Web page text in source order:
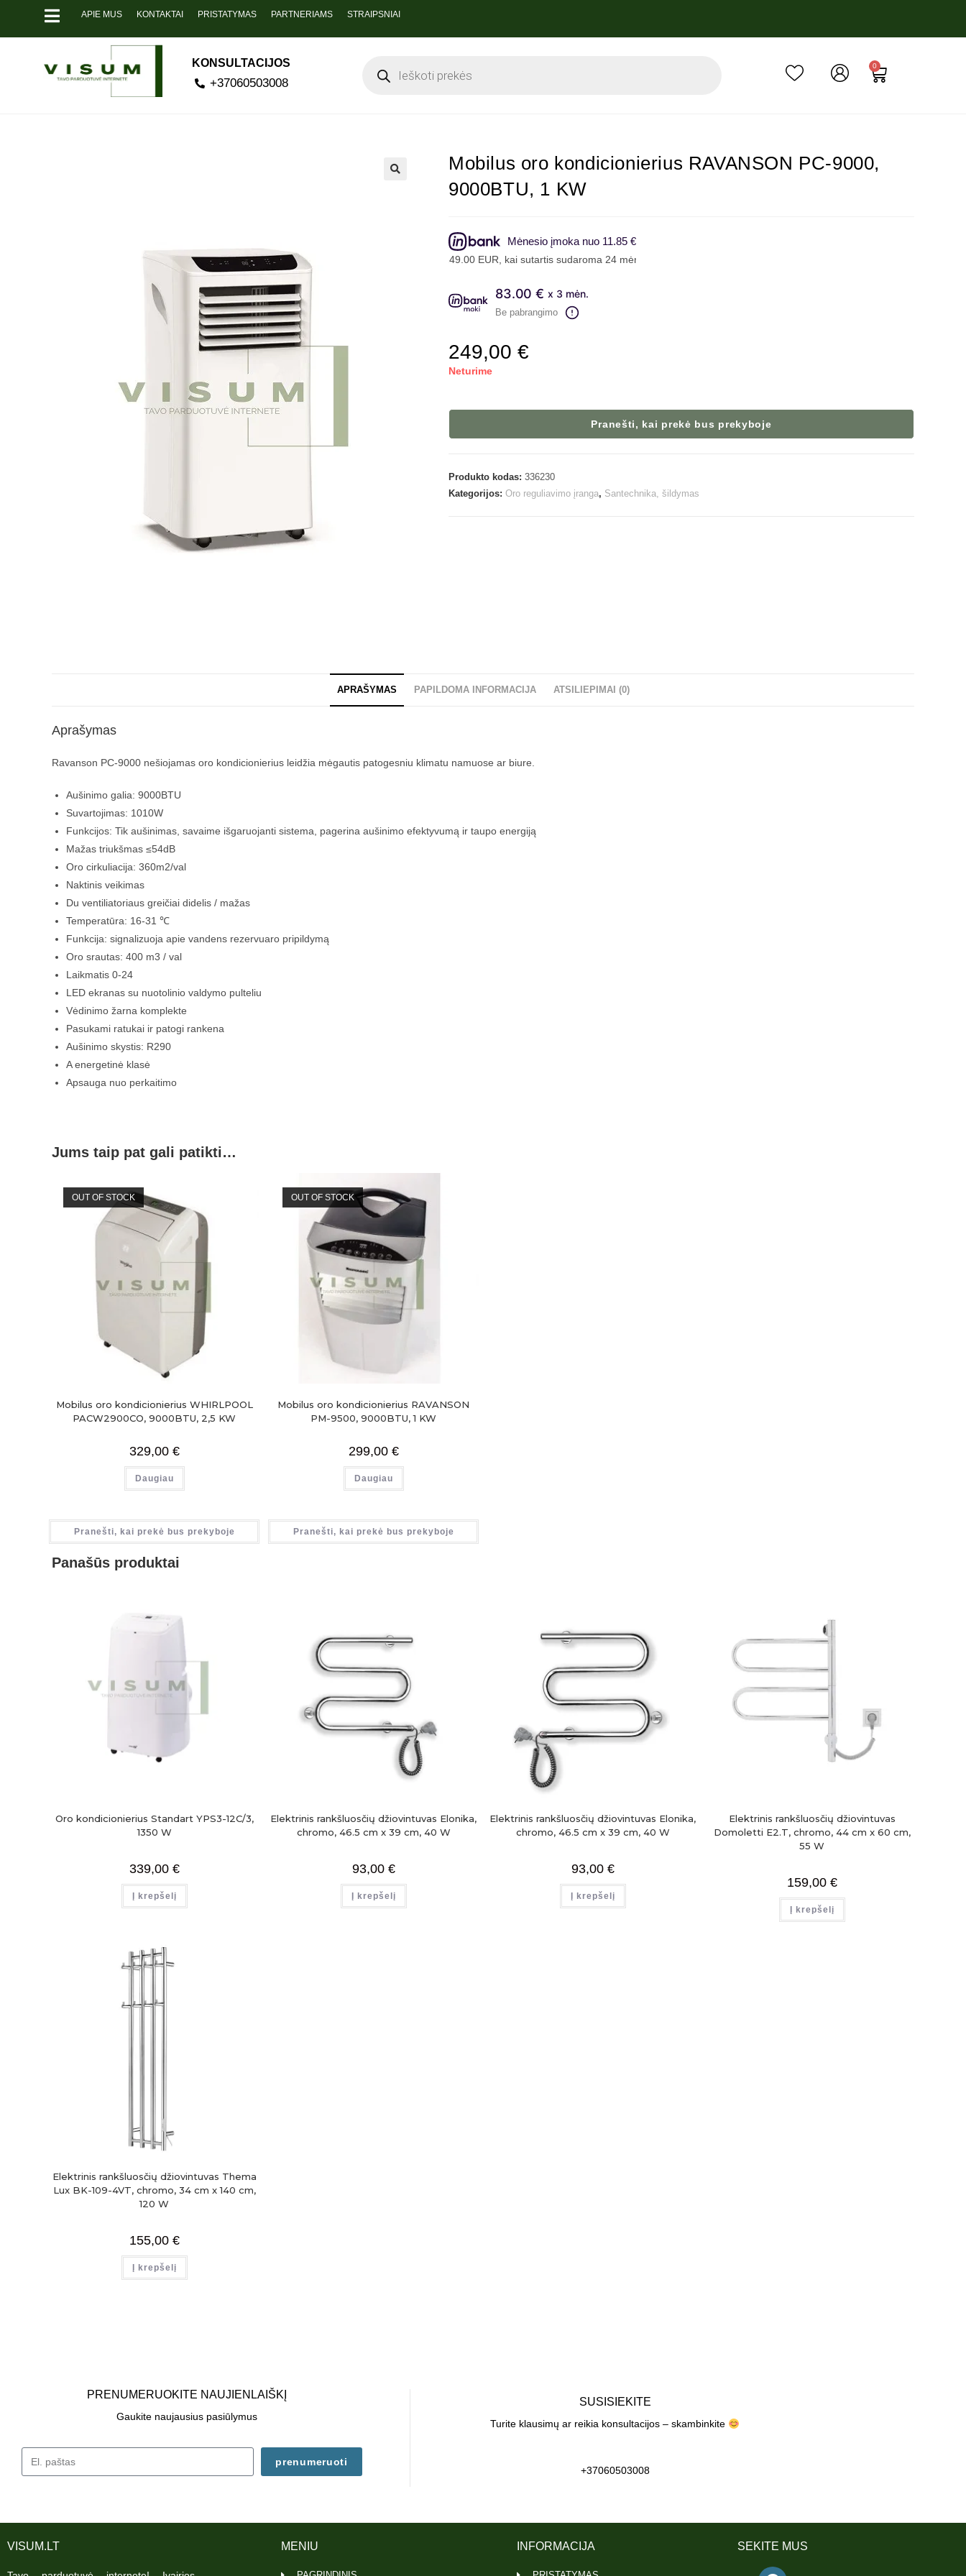
APIE MUS KONTAKTAI PRISTATYMAS PARTNERIAMS STRAIPSNIAI
KONSULTACIJOS
+37060503008
0
Mobilus oro kondicionierius RAVANSON PC-9000,
9000BTU, 1 KW
Mėnesio įmoka nuo 11.85 €
Pavyzdžiui, skolinantis 249.00 EUR, kai sutartis sudaroma 24 mėn. terminui, metinė palūkanų norma – 6.9%, sutarties sudarymo mokestis – 3%,
83.00 € x 3 mėn.
Be pabrangimo
249,00 €
Neturime
Pranešti, kai prekė bus prekyboje
Produkto kodas: 336230
Kategorijos: Oro reguliavimo įranga, Santechnika, šildymas
APRAŠYMAS PAPILDOMA INFORMACIJA ATSILIEPIMAI (0)
Aprašymas
Ravanson PC-9000 nešiojamas oro kondicionierius leidžia mėgautis patogesniu klimatu namuose ar biure.
Aušinimo galia: 9000BTU
Suvartojimas: 1010W
Funkcijos: Tik aušinimas, savaime išgaruojanti sistema, pagerina aušinimo efektyvumą ir taupo energiją
Mažas triukšmas ≤54dB
Oro cirkuliacija: 360m2/val
Naktinis veikimas
Du ventiliatoriaus greičiai didelis / mažas
Temperatūra: 16-31 ℃
Funkcija: signalizuoja apie vandens rezervuaro pripildymą
Oro srautas: 400 m3 / val
Laikmatis 0-24
LED ekranas su nuotolinio valdymo pulteliu
Vėdinimo žarna komplekte
Pasukami ratukai ir patogi rankena
Aušinimo skystis: R290
A energetinė klasė
Apsauga nuo perkaitimo
Jums taip pat gali patikti…
OUT OF STOCK
Mobilus oro kondicionierius WHIRLPOOL
PACW2900CO, 9000BTU, 2,5 KW
329,00 €
Daugiau
Pranešti, kai prekė bus prekyboje
OUT OF STOCK
Mobilus oro kondicionierius RAVANSON
PM-9500, 9000BTU, 1 KW
299,00 €
Daugiau
Pranešti, kai prekė bus prekyboje
Panašūs produktai
Oro kondicionierius Standart YPS3-12C/3,
1350 W
339,00 €
Į krepšelį
Elektrinis rankšluosčių džiovintuvas Elonika,
chromo, 46.5 cm x 39 cm, 40 W
93,00 €
Į krepšelį
Elektrinis rankšluosčių džiovintuvas Elonika,
chromo, 46.5 cm x 39 cm, 40 W
93,00 €
Į krepšelį
Elektrinis rankšluosčių džiovintuvas
Domoletti E2.T, chromo, 44 cm x 60 cm,
55 W
159,00 €
Į krepšelį
Elektrinis rankšluosčių džiovintuvas Thema
Lux BK-109-4VT, chromo, 34 cm x 140 cm,
120 W
155,00 €
Į krepšelį
PRENUMERUOKITE NAUJIENLAIŠKĮ
Gaukite naujausius pasiūlymus
prenumeruoti
SUSISIEKITE
Turite klausimų ar reikia konsultacijos – skambinkite
+37060503008
VISUM.LT MENIU INFORMACIJA SEKITE MUS